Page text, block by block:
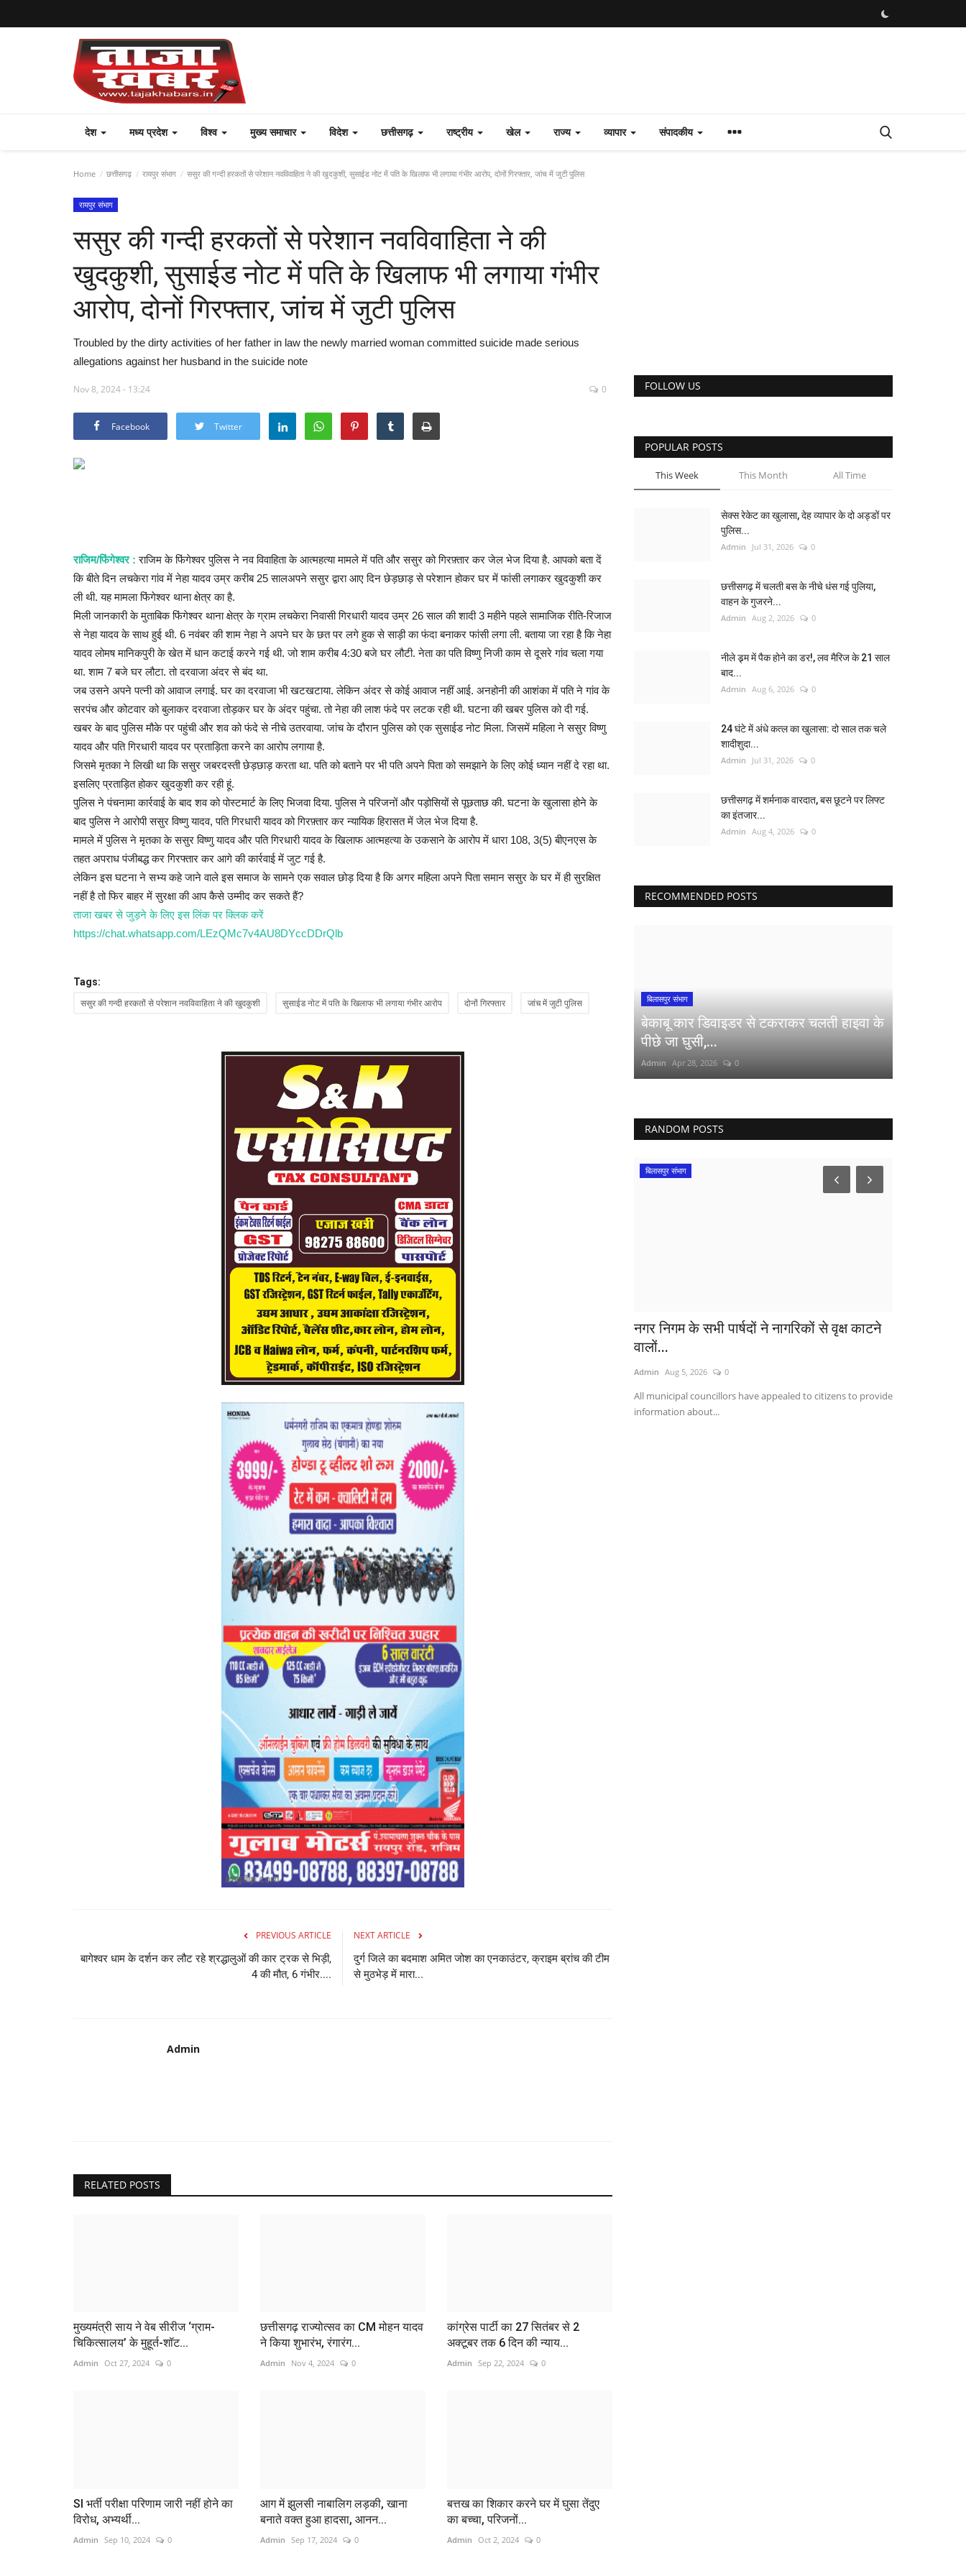
देश मध्य प्रदेश विश्व मुख्य समाचार विदेश छत्तीसगढ़ राष्ट्रीय खेल राज्य व्यापार संपादकीय
Home छत्तीसगढ़ रायपुर संभाग ससुर की गन्दी हरकतों से परेशान नवविवाहिता ने की खुदकुशी, सुसाईड नोट में पति के खिलाफ भी लगाया गंभीर आरोप, दोनों गिरफ्तार, जांच में जुटी पुलिस
रायपुर संभाग
ससुर की गन्दी हरकतों से परेशान नवविवाहिता ने की
खुदकुशी, सुसाईड नोट में पति के खिलाफ भी लगाया गंभीर
आरोप, दोनों गिरफ्तार, जांच में जुटी पुलिस
Troubled by the dirty activities of her father in law the newly married woman committed suicide made serious
allegations against her husband in the suicide note
Nov 8, 2024 - 13:24 0
Facebook Twitter
राजिम/फिंगेश्वर : राजिम के फिंगेश्वर पुलिस ने नव विवाहिता के आत्महत्या मामले में पति और ससुर को गिरफ़्तार कर जेल भेज दिया है. आपको बता दें
कि बीते दिन लचकेरा गांव में नेहा यादव उम्र करीब 25 सालअपने ससुर द्वारा आए दिन छेड़छाड़ से परेशान होकर घर में फांसी लगाकर खुदकुशी कर
ली थी. यह मामला फिंगेश्वर थाना क्षेत्र का है.
मिली जानकारी के मुताबिक फिंगेश्वर थाना क्षेत्र के ग्राम लचकेरा निवासी गिरधारी यादव उम्र 26 साल की शादी 3 महीने पहले सामाजिक रीति-रिजाज
से नेहा यादव के साथ हुई थी. 6 नवंबर की शाम नेहा ने अपने घर के छत पर लगे हुक से साड़ी का फंदा बनाकर फांसी लगा ली. बताया जा रहा है कि नेहा
यादव लोमष मानिकपुरी के खेत में धान कटाई करने गई थी. जो शाम करीब 4:30 बजे घर लौटी. नेता का पति विष्णु निजी काम से दूसरे गांव चला गया
था. शाम 7 बजे घर लौटा. तो दरवाजा अंदर से बंद था.
जब उसने अपने पत्नी को आवाज लगाई. घर का दरवाजा भी खटखटाया. लेकिन अंदर से कोई आवाज नहीं आई. अनहोनी की आशंका में पति ने गांव के
सरपंच और कोटवार को बुलाकर दरवाजा तोड़कर घर के अंदर पहुंचा. तो नेहा की लाश फंदे पर लटक रही थी. घटना की खबर पुलिस को दी गई.
खबर के बाद पुलिस मौके पर पहुंची और शव को फंदे से नीचे उतरवाया. जांच के दौरान पुलिस को एक सुसाईड नोट मिला. जिसमें महिला ने ससुर विष्णु
यादव और पति गिरधारी यादव पर प्रताड़िता करने का आरोप लगाया है.
जिसमे मृतका ने लिखी था कि ससुर जबरदस्ती छेड़छाड़ करता था. पति को बताने पर भी पति अपने पिता को समझाने के लिए कोई ध्यान नहीं दे रहा था.
इसलिए प्रताड़ित होकर खुदकुशी कर रही हूं.
पुलिस ने पंचनामा कार्रवाई के बाद शव को पोस्टमार्ट के लिए भिजवा दिया. पुलिस ने परिजनों और पड़ोसियों से पूछताछ की. घटना के खुलासा होने के
बाद पुलिस ने आरोपी ससुर विष्णु यादव, पति गिरधारी यादव को गिरफ़्तार कर न्यायिक हिरासत में जेल भेज दिया है.
मामले में पुलिस ने मृतका के ससुर विष्णु यादव और पति गिरधारी यादव के खिलाफ आत्महत्या के उकसाने के आरोप में धारा 108, 3(5) बीएनएस के
तहत अपराध पंजीबद्ध कर गिरफ्तार कर आगे की कार्रवाई में जुट गई है.
लेकिन इस घटना ने सभ्य कहे जाने वाले इस समाज के सामने एक सवाल छोड़ दिया है कि अगर महिला अपने पिता समान ससुर के घर में ही सुरक्षित
नहीं है तो फिर बाहर में सुरक्षा की आप कैसे उम्मीद कर सकते हैं?
ताजा खबर से जुड़ने के लिए इस लिंक पर क्लिक करें
https://chat.whatsapp.com/LEzQMc7v4AU8DYccDDrQlb
Tags:
ससुर की गन्दी हरकतों से परेशान नवविवाहिता ने की खुदकुशी सुसाईड नोट में पति के खिलाफ भी लगाया गंभीर आरोप दोनों गिरफ्तार जांच में जुटी पुलिस
PREVIOUS ARTICLE
बागेश्वर धाम के दर्शन कर लौट रहे श्रद्धालुओं की कार ट्रक से भिड़ी,
4 की मौत, 6 गंभीर....
NEXT ARTICLE
दुर्ग जिले का बदमाश अमित जोश का एनकाउंटर, क्राइम ब्रांच की टीम
से मुठभेड़ में मारा...
Admin
RELATED POSTS
मुख्यमंत्री साय ने वेब सीरीज ‘ग्राम-
चिकित्सालय’ के मुहूर्त-शॉट...
Admin Oct 27, 2024 0
छत्तीसगढ़ राज्योत्सव का CM मोहन यादव
ने किया शुभारंभ, रंगारंग...
Admin Nov 4, 2024 0
कांग्रेस पार्टी का 27 सितंबर से 2
अक्टूबर तक 6 दिन की न्याय...
Admin Sep 22, 2024 0
SI भर्ती परीक्षा परिणाम जारी नहीं होने का
विरोध, अभ्यर्थी...
Admin Sep 10, 2024 0
आग में झुलसी नाबालिग लड़की, खाना
बनाते वक्त हुआ हादसा, आनन...
Admin Sep 17, 2024 0
बत्तख का शिकार करने घर में घुसा तेंदुए
का बच्चा, परिजनों...
Admin Oct 2, 2024 0
FOLLOW US
POPULAR POSTS
This Week This Month All Time
सेक्स रेकेट का खुलासा, देह व्यापार के दो अड्डों पर
पुलिस...
Admin Jul 31, 2026 0
छत्तीसगढ़ में चलती बस के नीचे धंस गई पुलिया,
वाहन के गुजरने...
Admin Aug 2, 2026 0
नीले ड्र्म में पैक होने का डर!, लव मैरिज के 21 साल
बाद...
Admin Aug 6, 2026 0
24 घंटे में अंधे कत्ल का खुलासा: दो साल तक चले
शादीशुदा...
Admin Jul 31, 2026 0
छत्तीसगढ़ में शर्मनाक वारदात, बस छूटने पर लिफ्ट
का इंतजार...
Admin Aug 4, 2026 0
RECOMMENDED POSTS
बिलासपुर संभाग
बेकाबू कार डिवाइडर से टकराकर चलती हाइवा के
पीछे जा घुसी,...
Admin Apr 28, 2026 0
RANDOM POSTS
बिलासपुर संभाग
नगर निगम के सभी पार्षदों ने नागरिकों से वृक्ष काटने
वालों...
Admin Aug 5, 2026 0
All municipal councillors have appealed to citizens to provide
information about...